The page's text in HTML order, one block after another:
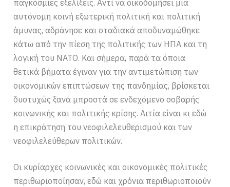
παγκόσμιες εξελίξεις. Αντί να οικοδομήσει μια
αυτόνομη κοινή εξωτερική πολιτική και πολιτική
άμυνας, αδράνησε και σταδιακά αποδυναμώθηκε
κάτω από την πίεση της πολιτικής των ΗΠΑ και τη
λογική του ΝΑΤΟ. Και σήμερα, παρά τα όποια
θετικά βήματα έγιναν για την αντιμετώπιση των
οικονομικών επιπτώσεων της πανδημίας, βρίσκεται
δυστυχώς ξανά μπροστά σε ενδεχόμενο σοβαρής
κοινωνικής και πολιτικής κρίσης. Αιτία είναι κι εδώ
η επικράτηση του νεοφιλελευθερισμού και των
νεοφιλελεύθερων πολιτικών.
Οι κυρίαρχες κοινωνικές και οικονομικές πολιτικές
περιθωριοποίησαν, εδώ και χρόνια περιθωριοποιούν